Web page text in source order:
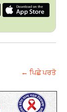
← ਪਿਛੇ ਪਰਤੋ